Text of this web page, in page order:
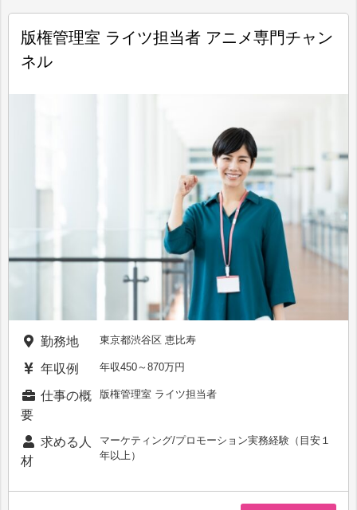
版権管理室 ライツ担当者 アニメ専門チャン
ネル
勤務地 東京都渋谷区 恵比寿
年収例 年収450～870万円
仕事の概
要
版権管理室 ライツ担当者
求める人
材
マーケティング/プロモーション実務経験（目安１
年以上）